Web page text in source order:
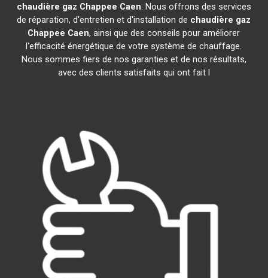
chaudière gaz Chappee Caen. Nous offrons des services
de réparation, d'entretien et d'installation de chaudière gaz
Chappee Caen, ainsi que des conseils pour améliorer
l'efficacité énergétique de votre système de chauffage.
Nous sommes fiers de nos garanties et de nos résultats,
avec des clients satisfaits qui ont fait l